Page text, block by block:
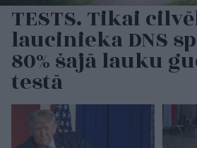
TESTS. Tikai
laucinieka DNS
80% šajā lauku
testā